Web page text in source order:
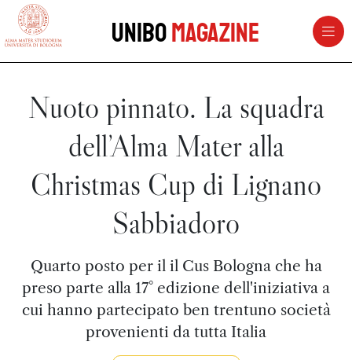
vai al contenuto della pagina
UniboMagazine
Nuoto pinnato. La squadra
dell’Alma Mater alla
Christmas Cup di Lignano
Sabbiadoro
Quarto posto per il il Cus Bologna che ha
preso parte alla 17° edizione dell'iniziativa a
cui hanno partecipato ben trentuno società
provenienti da tutta Italia